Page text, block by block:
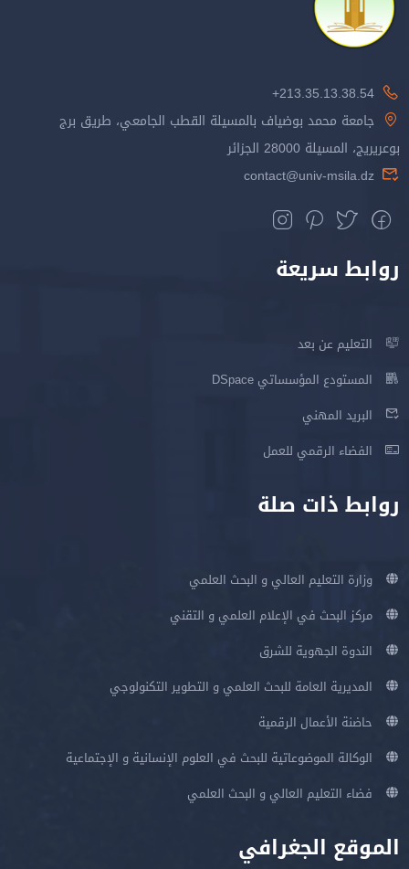
213.35.13.38.54+
جامعة محمد بوضياف بالمسيلة القطب الجامعي، طريق برج
بوعريريج، المسيلة 28000 الجزائر
contact@univ-msila.dz
روابط سريعة
التعليم عن بعد
المستودع المؤسساتي DSpace
البريد المهني
الفضاء الرقمي للعمل
روابط ذات صلة
وزارة التعليم العالي و البحث العلمي
مركز البحث في الإعلام العلمي و التقني
الندوة الجهوية للشرق
المديرية العامة للبحث العلمي و التطوير التكنولوجي
حاضنة الأعمال الرقمية
الوكالة الموضوعاتية للبحث في العلوم الإنسانية و الإجتماعية
فضاء التعليم العالي و البحث العلمي
الموقع الجغرافي